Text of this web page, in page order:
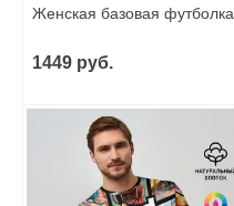
Женская базовая футболка
1449 руб.